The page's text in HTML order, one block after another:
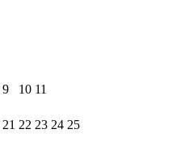
9 10 11
21 22 23 24 25